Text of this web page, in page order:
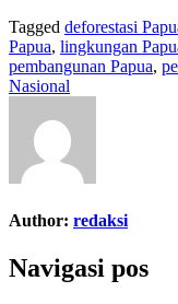
Tagged deforestasi
Papua, lingkungan
pembangunan Papua,
Nasional
Author: redaksi
Navigasi pos